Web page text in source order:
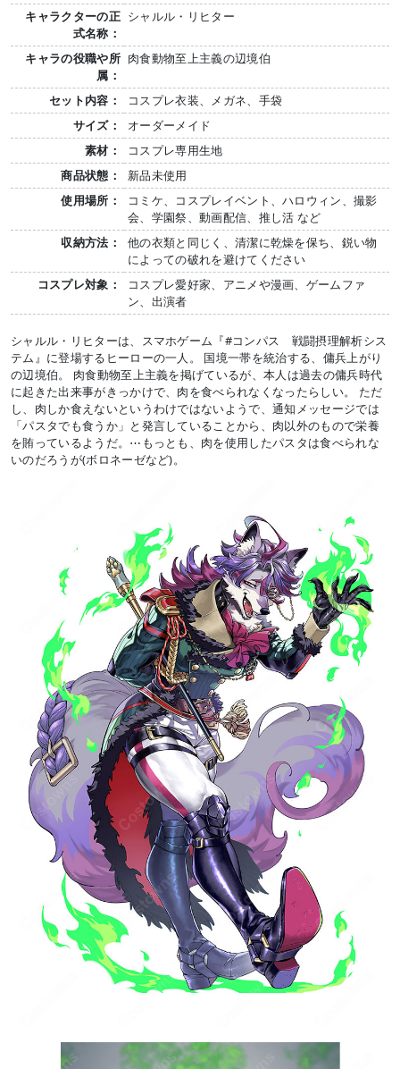
キャラクターの正
式名称：
シャルル・リヒター
キャラの役職や所
属：
肉食動物至上主義の辺境伯
セット内容：
コスプレ衣装、メガネ、手袋
サイズ：
オーダーメイド
素材：
コスプレ専用生地
商品状態：
新品未使用
使用場所：
コミケ、コスプレイベント、ハロウィン、撮影
会、学園祭、動画配信、推し活 など
収納方法：
他の衣類と同じく、清潔に乾燥を保ち、鋭い物
によっての破れを避けてください
コスプレ対象：
コスプレ愛好家、アニメや漫画、ゲームファ
ン、出演者
シャルル・リヒターは、スマホゲーム『#コンパス 戦闘摂理解析シス
テム』に登場するヒーローの一人。 国境一帯を統治する、傭兵上がり
の辺境伯。 肉食動物至上主義を掲げているが、本人は過去の傭兵時代
に起きた出来事がきっかけで、肉を食べられなくなったらしい。 ただ
し、肉しか食えないというわけではないようで、通知メッセージでは
「パスタでも食うか」と発言していることから、肉以外のもので栄養
を賄っているようだ。⋯もっとも、肉を使用したパスタは食べられな
いのだろうが(ボロネーゼなど)。